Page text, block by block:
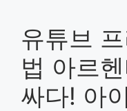
유튜브
법 아르
싸다! 아